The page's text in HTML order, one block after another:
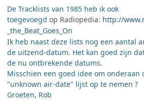
De Tracklists van 1985 heb ik ook
toegevoegd op Radiopedia: http://
_the_Beat_Goes_On
Ik heb naast deze lists nog een aantal
de uitzend-datum. Het kan goed zijn
de nu ontbrekende datums.
Misschien een goed idee om onderaan
"unknown air-date" lijst op te nemen ?
Groeten, Rob